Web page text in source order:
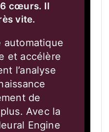
cœurs. Il
vite.
automatique
et accélère
l’analyse
de
Avec la
Engine